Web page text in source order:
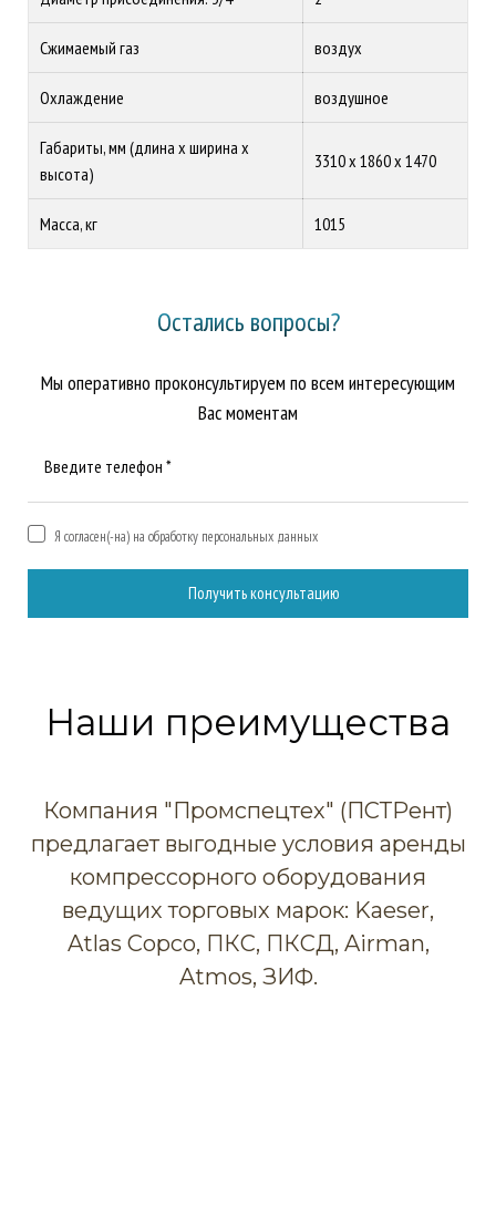
Сжимаемый газ воздух
Охлаждение воздушное
Габариты, мм (длина х ширина х
высота)
3310 х 1860 х 1470
Масса, кг 1015
Остались вопросы?
Мы оперативно проконсультируем по всем интересующим
Вас моментам
Введите телефон *
Получить консультацию
Я согласен(-на) на обработку персональных данных
Наши преимущества
Компания "Промспецтех" (ПСТРент)
предлагает выгодные условия аренды
компрессорного оборудования
ведущих торговых марок: Kaeser,
Atlas Copco, ПКС, ПКСД, Airman,
Atmos, ЗИФ.